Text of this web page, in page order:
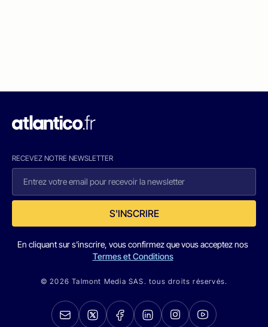
RECEVEZ NOTRE NEWSLETTER
S'INSCRIRE
En cliquant sur s'inscrire, vous confirmez que vous acceptez nos
Termes et Conditions
© 2026 Talmont Media SAS. tous droits réservés.